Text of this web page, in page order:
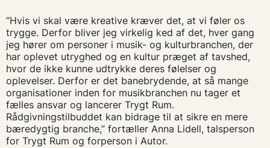
“Hvis vi skal være kreative kræver det, at vi føler os
trygge. Derfor bliver jeg virkelig ked af det, hver gang
jeg hører om personer i musik- og kulturbranchen, der
har oplevet utryghed og en kultur præget af tavshed,
hvor de ikke kunne udtrykke deres følelser og
oplevelser. Derfor er det banebrydende, at så mange
organisationer inden for musikbranchen nu tager et
fælles ansvar og lancerer Trygt Rum.
Rådgivningstilbuddet kan bidrage til at sikre en mere
bæredygtig branche,” fortæller Anna Lidell, talsperson
for Trygt Rum og forperson i Autor.